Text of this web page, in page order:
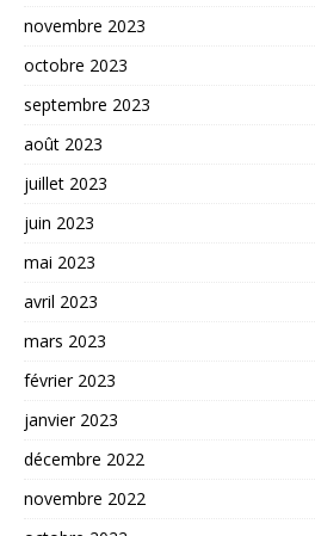
novembre 2023
octobre 2023
septembre 2023
août 2023
juillet 2023
juin 2023
mai 2023
avril 2023
mars 2023
février 2023
janvier 2023
décembre 2022
novembre 2022